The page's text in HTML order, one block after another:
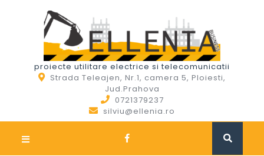
proiecte utilitare electrice si telecomunicatii
Strada Teleajen, Nr.1, camera 5, Ploiesti,
Jud.Prahova
0721379237
silviu@ellenia.ro
Open